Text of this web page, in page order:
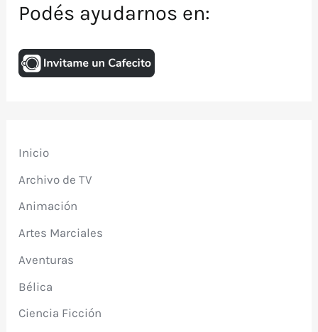
Podés ayudarnos en:
Inicio
Archivo de TV
Animación
Artes Marciales
Aventuras
Bélica
Ciencia Ficción